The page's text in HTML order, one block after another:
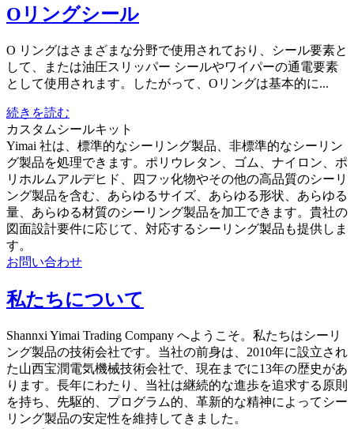
Oリングシール
O リングはさまざまな分野で使用されており、シール要素と
して、または油圧スリッパー シールやワイパーの通電要素
として使用されます。したがって、Oリングは基本的に...
続きを読む
カスタムシールキット
Yimai 社は、標準的なシーリング製品、非標準的なシーリン
グ製品を処理できます。ポリウレタン、ゴム、ナイロン、ポ
リホルムアルデヒド、四フッ化物やその他の高品質のシーリ
ング製品を含む、あらゆるサイズ、あらゆる形状、あらゆる
量、あらゆる材質のシーリング製品を加工できます。貴社の
図面設計要件に応じて、対応するシーリング製品も提供しま
す。
お問い合わせ
私たちについて
Shannxi Yimai Trading Company へようこそ。私たちはシーリ
ング製品の技術会社です。当社の前身は、2010年に設立され
た山西宝潤電気機械技術会社で、現在までに13年の歴史があ
ります。長年にわたり、当社は継続的な進歩を追求する原則
を持ち、先駆的、プログラム的、革新的な精神によってシー
リング製品の安定性を維持してきました。